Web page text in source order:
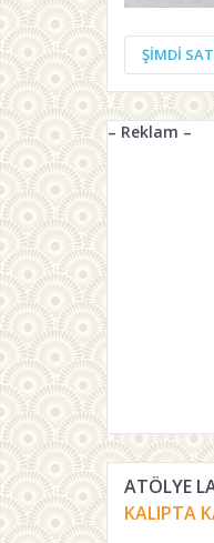
ŞİMDİ
– Reklam –
ATÖLYE
KALIPTA